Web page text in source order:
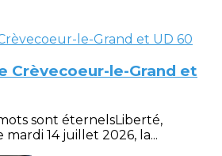
Crèvecoeur-le-Grand et
sont éternelsLiberté,
mardi 14 juillet 2026, la...